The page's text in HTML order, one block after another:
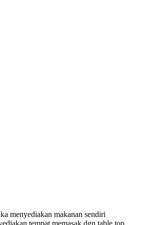
menyediakan makanan sendiri
tempat memasak dgn table top